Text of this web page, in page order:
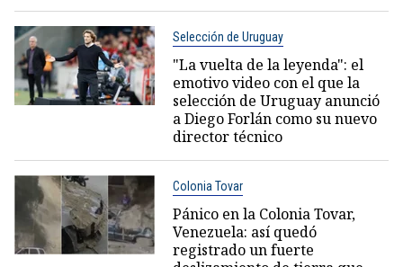
Selección de Uruguay
"La vuelta de la leyenda": el
emotivo video con el que la
selección de Uruguay anunció
a Diego Forlán como su nuevo
director técnico
Colonia Tovar
Pánico en la Colonia Tovar,
Venezuela: así quedó
registrado un fuerte